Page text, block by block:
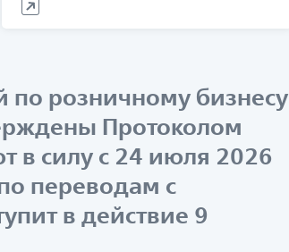
розничному бизнесу
Протоколом
в силу с 24 июля 2026
переводам с
в действие 9